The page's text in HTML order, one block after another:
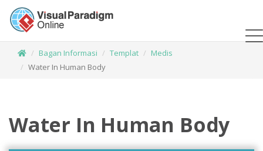
Bagan Informasi Templat
Medis
Water In Human Body
Water In Human Body